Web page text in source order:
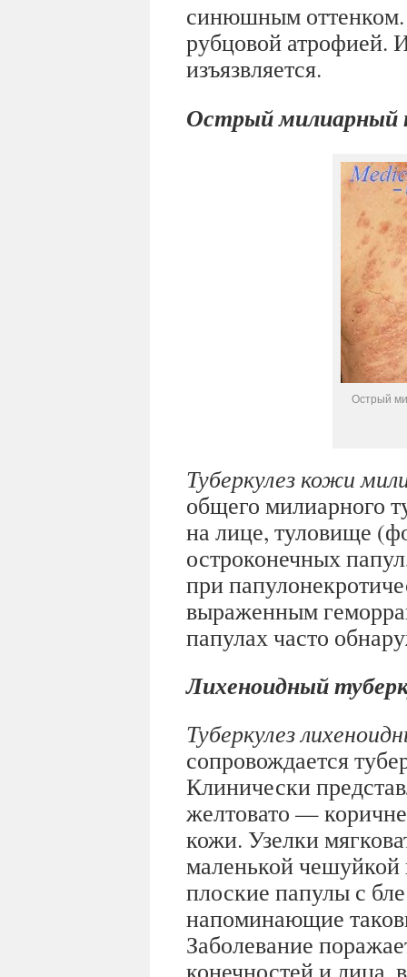
синюшным оттенком.
рубцовой атрофией.
изъязвляется.
Острый милиарный
Острый
Туберкулез кожи
общего милиарного
на лице, туловище
остроконечных
при
выраженным
папулах часто
Лихеноидный
Туберкулез
сопровождается
Клинически
желтовато —
кожи. Узелки
маленькой чешуйкой
плоские папулы с
напоминающие
Заболевание
конечностей и лица,